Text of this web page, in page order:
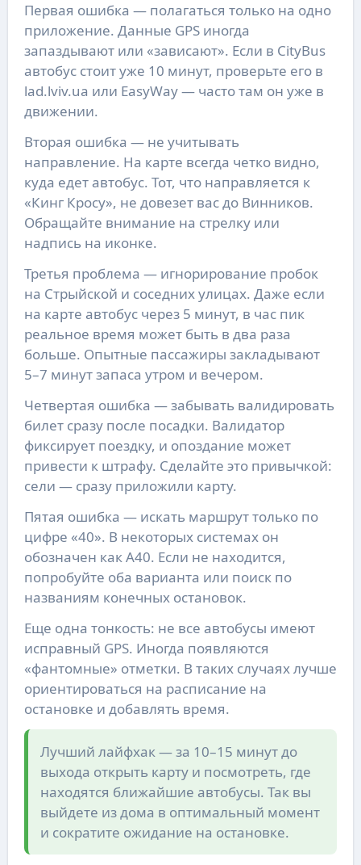
Первая ошибка — полагаться только на одно
приложение. Данные GPS иногда
запаздывают или «зависают». Если в CityBus
автобус стоит уже 10 минут, проверьте его в
lad.lviv.ua или EasyWay — часто там он уже в
движении.
Вторая ошибка — не учитывать
направление. На карте всегда четко видно,
куда едет автобус. Тот, что направляется к
«Кинг Кросу», не довезет вас до Винников.
Обращайте внимание на стрелку или
надпись на иконке.
Третья проблема — игнорирование пробок
на Стрыйской и соседних улицах. Даже если
на карте автобус через 5 минут, в час пик
реальное время может быть в два раза
больше. Опытные пассажиры закладывают
5–7 минут запаса утром и вечером.
Четвертая ошибка — забывать валидировать
билет сразу после посадки. Валидатор
фиксирует поездку, и опоздание может
привести к штрафу. Сделайте это привычкой:
сели — сразу приложили карту.
Пятая ошибка — искать маршрут только по
цифре «40». В некоторых системах он
обозначен как А40. Если не находится,
попробуйте оба варианта или поиск по
названиям конечных остановок.
Еще одна тонкость: не все автобусы имеют
исправный GPS. Иногда появляются
«фантомные» отметки. В таких случаях лучше
ориентироваться на расписание на
остановке и добавлять время.
Лучший лайфхак — за 10–15 минут до
выхода открыть карту и посмотреть, где
находятся ближайшие автобусы. Так вы
выйдете из дома в оптимальный момент
и сократите ожидание на остановке.